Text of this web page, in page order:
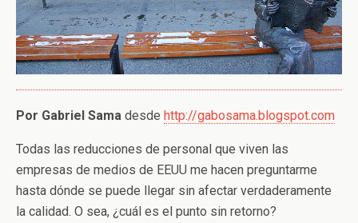
Por Gabriel Sama desde http://gabosama.blogspot.com
Todas las reducciones de personal que viven las
empresas de medios de EEUU me hacen preguntarme
hasta dónde se puede llegar sin afectar verdaderamente
la calidad. O sea, ¿cuál es el punto sin retorno?